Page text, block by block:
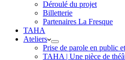
Déroulé du projet
Billetterie
Partenaires La Fresque
TAHA
Ateliers
Prise de parole en public
TAHA | Une pièce de